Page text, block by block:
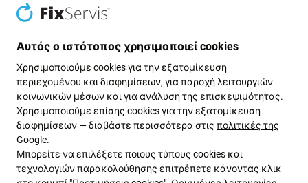
Dropdown
button
Dropdown
button
Διατηρήστε τη λειτουργία True
Tone
Αυτός ο ιστότοπος χρησιμοποιεί cookies
Χρησιμοποιούμε cookies για την εξατομίκευση
περιεχομένου και διαφημίσεων, για παροχή λειτουργιών
κοινωνικών μέσων και για ανάλυση της επισκεψιμότητας.
Χρησιμοποιούμε επίσης cookies για την εξατομίκευση
διαφημίσεων — διαβάστε περισσότερα στις πολιτικές της
Google.
Μπορείτε να επιλέξετε ποιους τύπους cookies και
τεχνολογιών παρακολούθησης επιτρέπετε κάνοντας κλικ